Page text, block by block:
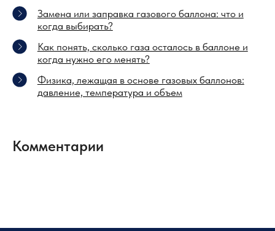
Замена или заправка газового баллона: что и
когда выбирать?
Как понять, сколько газа осталось в баллоне и
когда нужно его менять?
Физика, лежащая в основе газовых баллонов:
давление, температура и объем
Комментарии